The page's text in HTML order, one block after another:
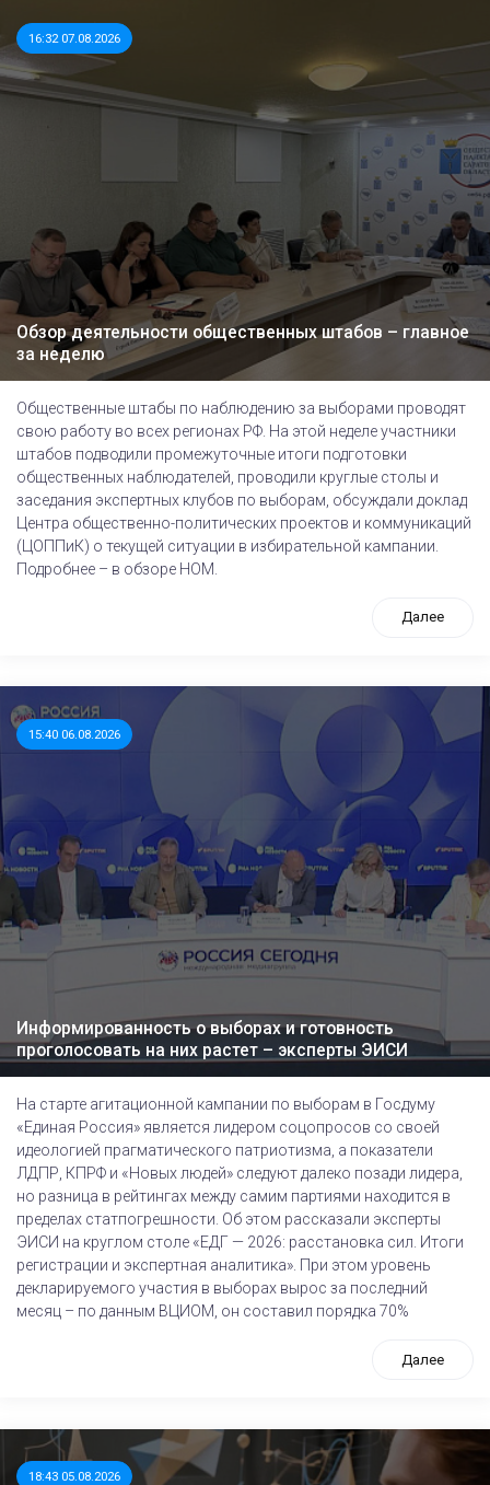
16:32 07.08.2026
Обзор деятельности общественных штабов – главное
за неделю
Общественные штабы по наблюдению за выборами проводят
свою работу во всех регионах РФ. На этой неделе участники
штабов подводили промежуточные итоги подготовки
общественных наблюдателей, проводили круглые столы и
заседания экспертных клубов по выборам, обсуждали доклад
Центра общественно-политических проектов и коммуникаций
(ЦОППиК) о текущей ситуации в избирательной кампании.
Подробнее – в обзоре НОМ.
Далее
15:40 06.08.2026
Информированность о выборах и готовность
проголосовать на них растет – эксперты ЭИСИ
На старте агитационной кампании по выборам в Госдуму
«Единая Россия» является лидером соцопросов со своей
идеологией прагматического патриотизма, а показатели
ЛДПР, КПРФ и «Новых людей» следуют далеко позади лидера,
но разница в рейтингах между самим партиями находится в
пределах статпогрешности. Об этом рассказали эксперты
ЭИСИ на круглом столе «ЕДГ — 2026: расстановка сил. Итоги
регистрации и экспертная аналитика». При этом уровень
декларируемого участия в выборах вырос за последний
месяц – по данным ВЦИОМ, он составил порядка 70%
Далее
18:43 05.08.2026